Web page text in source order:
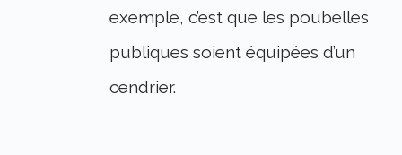
exemple, c’est que les poubelles
publiques soient équipées d’un
cendrier.